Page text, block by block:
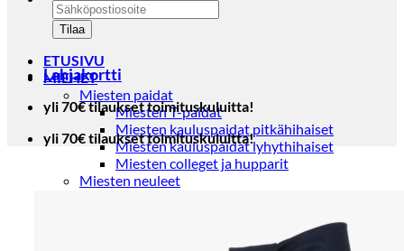
ETUSIVU
MIEHET
Miesten paidat
Miesten T-paidat
Miesten kauluspaidat pitkähihaiset
Miesten kauluspaidat lyhythihaiset
Miesten colleget ja hupparit
Miesten neuleet
Lahjakortti
yli 70€ tilaukset toimituskuluitta!
yli 70€ tilaukset toimituskuluitta!